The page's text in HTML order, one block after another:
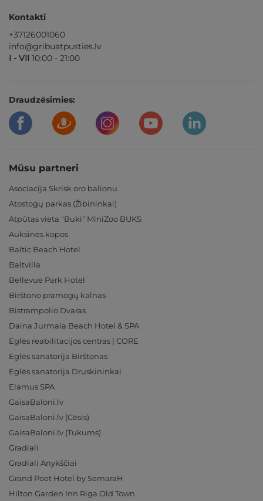
Kontakti
+37126001060
info@gribuatpusties.lv
I - VII 10:00 - 21:00
Draudzēsimies:
Mūsu partneri
Asociacija Skrisk oro balionu
Atostogų parkas (Žibininkai)
Atpūtas vieta "Buki" MiniZoo BUKS
Auksinės kopos
Baltic Beach Hotel
Baltvilla
Bellevue Park Hotel
Birštono pramogų kalnas
Bistrampolio Dvaras
Daina Jurmala Beach Hotel & SPA
Eglės reabilitacijos centras | CORE
Eglės sanatorija Birštonas
Eglės sanatorija Druskininkai
Elamus SPA
GaisaBaloni.lv
GaisaBaloni.lv (Cēsis)
GaisaBaloni.lv (Tukums)
Gradiali
Gradiali Anykščiai
Grand Poet Hotel by SemaraH
Hilton Garden Inn Riga Old Town